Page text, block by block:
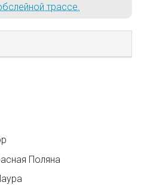
трассе.
Поляна